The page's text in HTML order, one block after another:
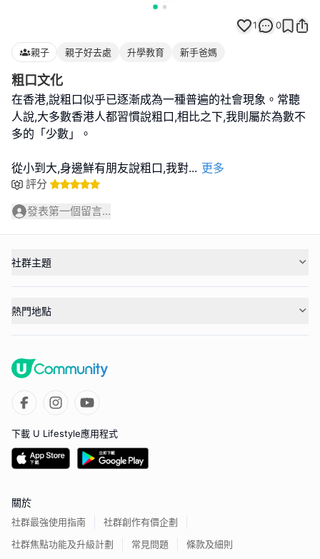
1 0
親子 親子好去處 升學教育 新手爸媽
粗口文化
在香港,說粗口似乎已逐漸成為一種普遍的社會現象。常聽
人說,大多數香港人都習慣說粗口,相比之下,我則屬於為數不
多的「少數」。
從小到大,身邊鮮有朋友說粗口,我對... 更多
評分
發表第一個留言...
社群主題
熱門地點
下載 U Lifestyle應用程式
關於
社群最強使用指南
社群創作有價企劃
社群焦點功能及升級計劃
常見問題 條款及細則